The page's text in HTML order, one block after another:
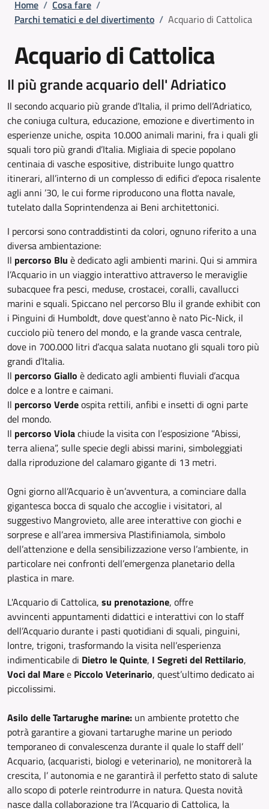
Home / Cosa fare /
Parchi tematici e del divertimento / Acquario di Cattolica
Acquario di Cattolica
Il più grande acquario dell' Adriatico
Il secondo acquario più grande d’Italia, il primo dell’Adriatico,
che coniuga cultura, educazione, emozione e divertimento in
esperienze uniche, ospita 10.000 animali marini, fra i quali gli
squali toro più grandi d’Italia. Migliaia di specie popolano
centinaia di vasche espositive, distribuite lungo quattro
itinerari, all’interno di un complesso di edifici d’epoca risalente
agli anni ’30, le cui forme riproducono una flotta navale,
tutelato dalla Soprintendenza ai Beni architettonici.
I percorsi sono contraddistinti da colori, ognuno riferito a una
diversa ambientazione:
Il percorso Blu è dedicato agli ambienti marini. Qui si ammira
l’Acquario in un viaggio interattivo attraverso le meraviglie
subacquee fra pesci, meduse, crostacei, coralli, cavallucci
marini e squali. Spiccano nel percorso Blu il grande exhibit con
i Pinguini di Humboldt, dove quest'anno è nato Pic-Nick, il
cucciolo più tenero del mondo, e la grande vasca centrale,
dove in 700.000 litri d’acqua salata nuotano gli squali toro più
grandi d’Italia.
Il percorso Giallo è dedicato agli ambienti fluviali d’acqua
dolce e a lontre e caimani.
Il percorso Verdeospita rettili, anfibi e insetti di ogni parte
del mondo.
Il percorso Violachiude la visita con l’esposizione “Abissi,
terra aliena”, sulle specie degli abissi marini, simboleggiati
dalla riproduzione del calamaro gigante di 13 metri.
Ogni giorno all’Acquario è un’avventura, a cominciare dalla
gigantesca bocca di squalo che accoglie i visitatori, al
suggestivo Mangrovieto, alle aree interattive con giochi e
sorprese e all’area immersiva Plastifiniamola, simbolo
dell’attenzione e della sensibilizzazione verso l’ambiente, in
particolare nei confronti dell’emergenza planetario della
plastica in mare.
L'Acquario di Cattolica, su prenotazione, offre
avvincenti appuntamenti didattici e interattivi con lo staff
dell’Acquario durante i pasti quotidiani di squali, pinguini,
lontre, trigoni, trasformando la visita nell’esperienza
indimenticabile di Dietro le Quinte, I Segreti del Rettilario,
Voci dal Maree Piccolo Veterinario, quest’ultimo dedicato ai
piccolissimi.
Asilo delle Tartarughe marine: un ambiente protetto che
potrà garantire a giovani tartarughe marine un periodo
temporaneo di convalescenza durante il quale lo staff dell’
Acquario, (acquaristi, biologi e veterinario), ne monitorerà la
crescita, l’ autonomia e ne garantirà il perfetto stato di salute
allo scopo di poterle reintrodurre in natura. Questa novità
nasce dalla collaborazione tra l’Acquario di Cattolica, la